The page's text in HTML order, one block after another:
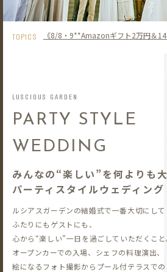
TOPICS 《8/8・9**Amazonギフト2万円＆
LUSCIOUS GARDEN
PARTY STYLE
WEDDING
みんなの“楽しい”を何よりも
パーティスタイルウェディング
ルシアスガーデンの結婚式で一番大切にし
ふたりにもゲストにも、
心から“楽しい”一日を過ごしていただくこと
オープンカーでの入場、シェフの料理演出、
絵になるフォト撮影から プール付テラスでの